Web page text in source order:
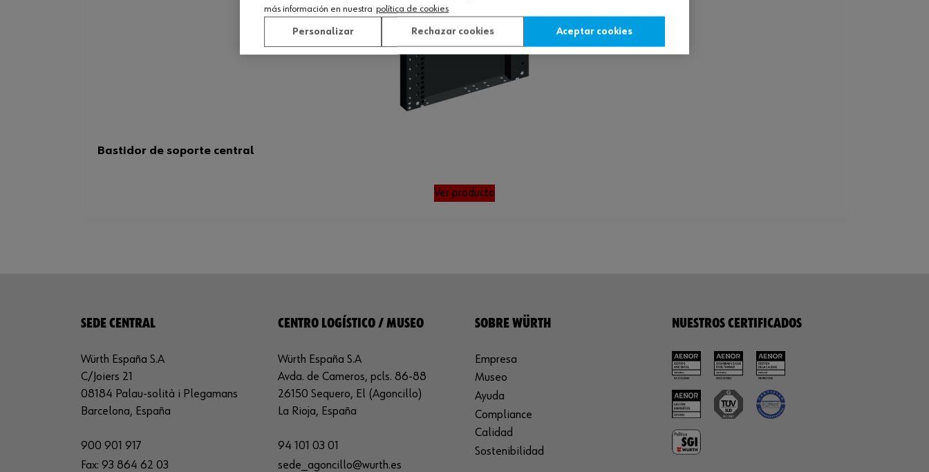
Bastidor de soporte central
Ver producto
SEDE CENTRAL
Würth España S.A
C/Joiers 21
08184 Palau-solità i Plegamans
Barcelona, España
900 901 917
Fax: 93 864 62 03
CENTRO LOGÍSTICO / MUSEO
Würth España S.A
Avda. de Cameros, pcls. 86-88
26150 Sequero, El (Agoncillo)
La Rioja, España
94 101 03 01
sede_agoncillo@wurth.es
SOBRE WÜRTH
Empresa
Museo
Ayuda
Compliance
Calidad
Sostenibilidad
NUESTROS CERTIFICADOS
más información en nuestra política de cookies
Personalizar Rechazar cookies Aceptar cookies